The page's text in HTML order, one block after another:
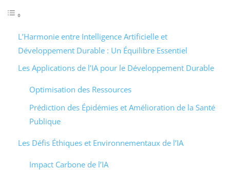
L’Harmonie entre Intelligence Artificielle et
Développement Durable : Un Équilibre Essentiel
Les Applications de l’IA pour le Développement Durable
Optimisation des Ressources
Prédiction des Épidémies et Amélioration de la Santé
Publique
Les Défis Éthiques et Environnementaux de l’IA
Impact Carbone de l’IA